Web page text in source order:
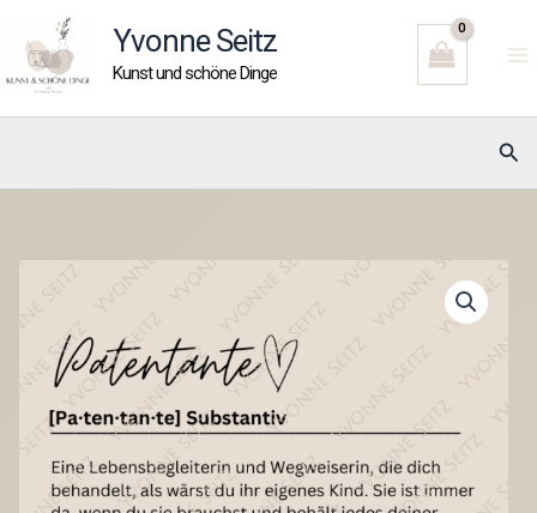
Inhalt
springen
Yvonne Seitz
Kunst und schöne Dinge